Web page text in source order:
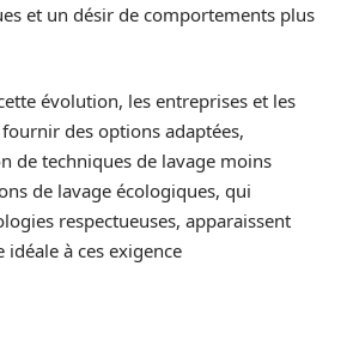
et un désir de comportements plus
évolution, les entreprises et les
des options adaptées,
de techniques de lavage moins
de lavage écologiques, qui
respectueuses, apparaissent
à ces exigence